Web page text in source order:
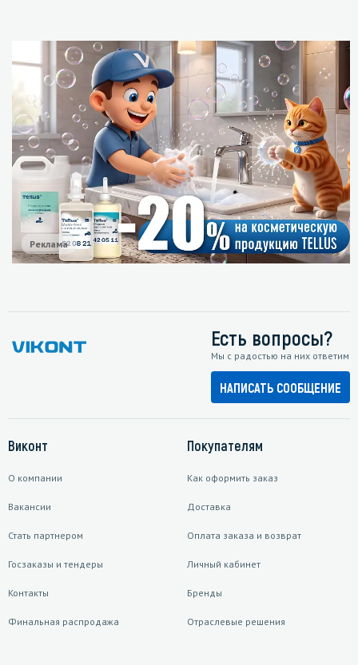
Реклама
Есть вопросы?
Мы с радостью на них ответим
НАПИСАТЬ СООБЩЕНИЕ
Виконт
О компании
Вакансии
Стать партнером
Госзаказы и тендеры
Контакты
Финальная распродажа
Покупателям
Как оформить заказ
Доставка
Оплата заказа и возврат
Личный кабинет
Бренды
Отраслевые решения